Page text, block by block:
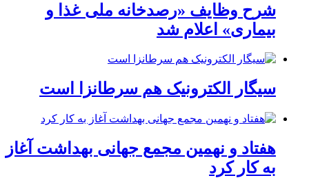
شرح وظایف «رصدخانه ملی غذا و
بیماری» اعلام شد
سیگار الکترونیک هم سرطانزا است
هفتاد و نهمین مجمع جهانی بهداشت آغاز
به کار کرد